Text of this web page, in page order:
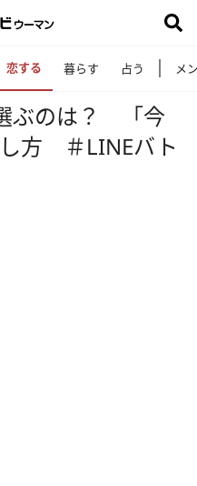
恋する 暮らす 占う メ
ぶのは？ 「今
方 ＃LINEバト